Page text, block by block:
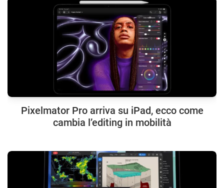
Pixelmator Pro arriva su iPad, ecco come
cambia l’editing in mobilità